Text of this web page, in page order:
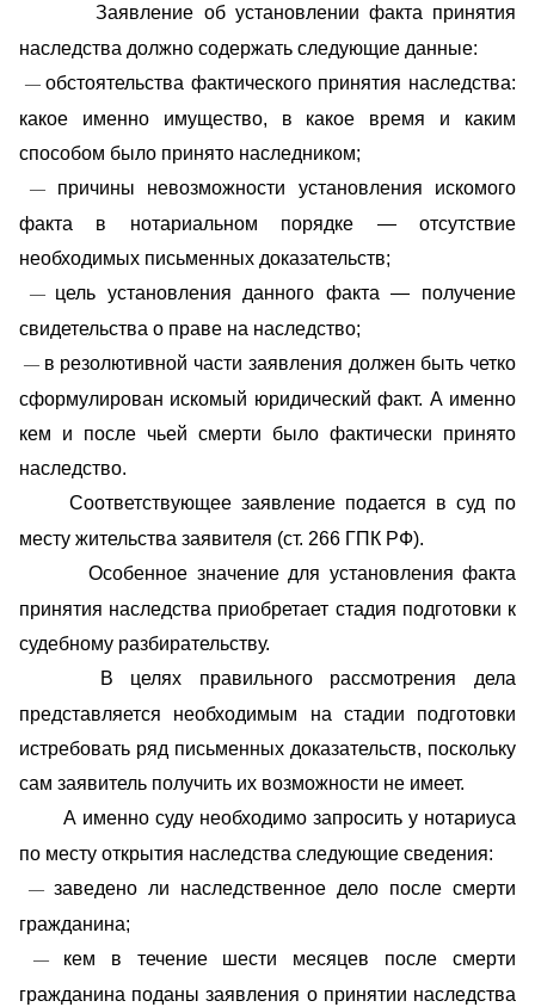
Заявление об установлении факта принятия
наследства должно содержать следующие данные:
—обстоятельства фактического принятия наследства:
какое именно имущество, в какое время и каким
способом было принято наследником;
— причины невозможности установления искомого
факта в нотариальном порядке — отсутствие
необходимых письменных доказательств;
— цель установления данного факта — получение
свидетельства о праве на наследство;
— в резолютивной части заявления должен быть четко
сформулирован искомый юридический факт. А именно
кем и после чьей смерти было фактически принято
наследство.
Соответствующее заявление подается в суд по
месту жительства заявителя (ст. 266 ГПК РФ).
Особенное значение для установления факта
принятия наследства приобретает стадия подготовки к
судебному разбирательству.
В целях правильного рассмотрения дела
представляется необходимым на стадии подготовки
истребовать ряд письменных доказательств, поскольку
сам заявитель получить их возможности не имеет.
А именно суду необходимо запросить у нотариуса
по месту открытия наследства следующие сведения:
— заведено ли наследственное дело после смерти
гражданина;
— кем в течение шести месяцев после смерти
гражданина поданы заявления о принятии наследства